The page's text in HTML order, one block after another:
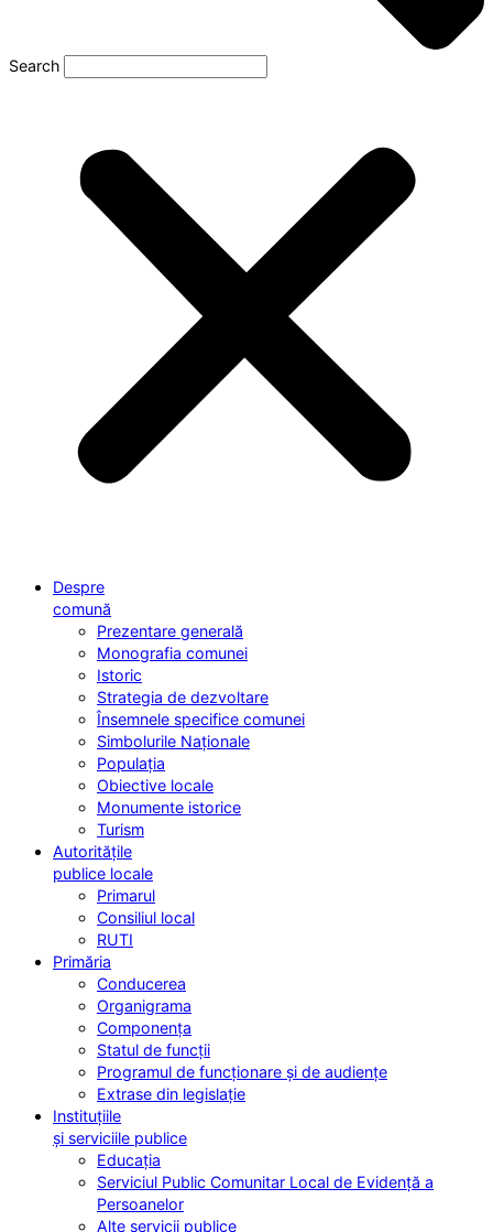
Search
Despre
comună
Prezentare generală
Monografia comunei
Istoric
Strategia de dezvoltare
Însemnele specifice comunei
Simbolurile Naționale
Populația
Obiective locale
Monumente istorice
Turism
Autoritățile
publice locale
Primarul
Consiliul local
RUTI
Primăria
Conducerea
Organigrama
Componența
Statul de funcții
Programul de funcționare și de audiențe
Extrase din legislație
Instituțiile
și serviciile publice
Educația
Serviciul Public Comunitar Local de Evidență a
Persoanelor
Alte servicii publice